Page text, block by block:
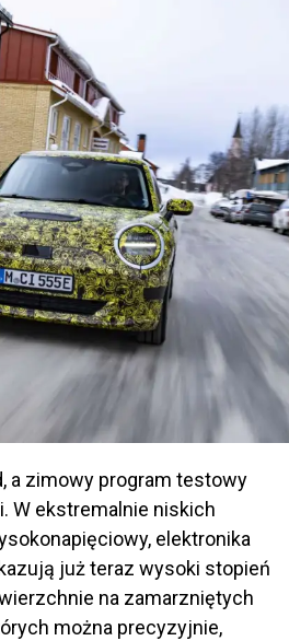
a zimowy program testowy
W ekstremalnie niskich
elektronika
już teraz wysoki stopień
na zamarzniętych
można precyzyjnie,